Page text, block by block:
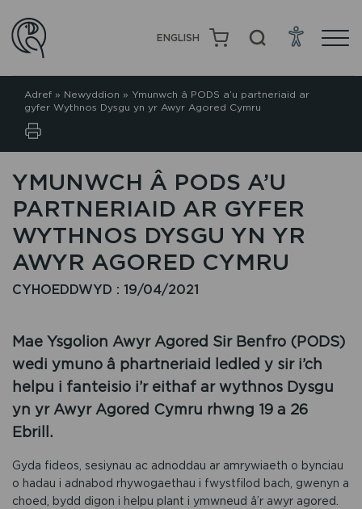
ENGLISH
Adref » Newyddion » Ymunwch â PODS a’u partneriaid ar
gyfer Wythnos Dysgu yn yr Awyr Agored Cymru
YMUNWCH Â PODS A’U
PARTNERIAID AR GYFER
WYTHNOS DYSGU YN YR
AWYR AGORED CYMRU
CYHOEDDWYD : 19/04/2021
Mae Ysgolion Awyr Agored Sir Benfro (PODS)
wedi ymuno â phartneriaid ledled y sir i’ch
helpu i fanteisio i’r eithaf ar wythnos Dysgu
yn yr Awyr Agored Cymru rhwng 19 a 26
Ebrill.
Gyda fideos, sesiynau ac adnoddau ar amrywiaeth o bynciau
o hadau i adnabod rhywogaethau i fwystfilod bach, gwenyn a
choed, bydd digon i helpu plant i ymwneud â’r awyr agored.